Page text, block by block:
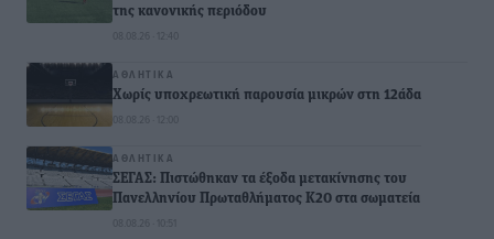
της κανονικής περιόδου
08.08.26 · 12:40
ΑΘΛΗΤΙΚΆ
Χωρίς υποχρεωτική παρουσία μικρών στη 12άδα
08.08.26 · 12:00
ΑΘΛΗΤΙΚΆ
ΣΕΓΑΣ: Πιστώθηκαν τα έξοδα μετακίνησης του
Πανελληνίου Πρωταθλήματος Κ20 στα σωματεία
08.08.26 · 10:51